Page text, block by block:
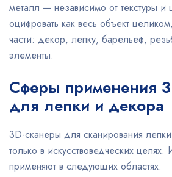
металл — независимо от текстуры и
оцифровать как весь объект
части: декор, лепку, барельеф,
элементы.
Сферы применения
для лепки и декора
3D-сканеры для сканирования
только в искусствоведческих целях.
применяют в следующих областях: